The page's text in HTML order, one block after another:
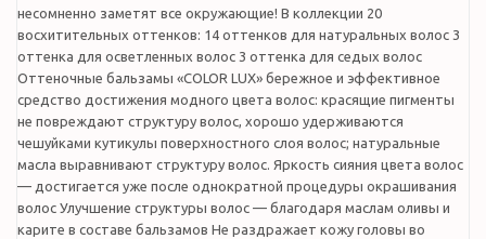
несомненно заметят все окружающие! В коллекции 20
восхитительных оттенков: 14 оттенков для натуральных волос 3
оттенка для осветленных волос 3 оттенка для седых волос
Оттеночные бальзамы «COLOR LUX» бережное и эффективное
средство достижения модного цвета волос: красящие пигменты
не повреждают структуру волос, хорошо удерживаются
чешуйками кутикулы поверхностного слоя волос; натуральные
масла выравнивают структуру волос. Яркость сияния цвета волос
— достигается уже после однократной процедуры окрашивания
волос Улучшение структуры волос — благодаря маслам оливы и
карите в составе бальзамов Не раздражает кожу головы во